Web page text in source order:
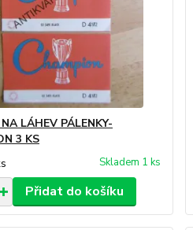
LÁHEV PÁLENKY-
3 KS
Skladem 1 ks
Přidat do košíku